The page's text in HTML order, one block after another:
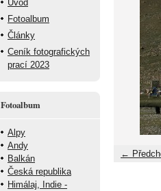
←
Úvod
Fotoalbum
Články
Ceník fotografických
prací 2023
Fotoalbum
Alpy
Andy
Balkán
Česká republika
Himálaj, Indie -